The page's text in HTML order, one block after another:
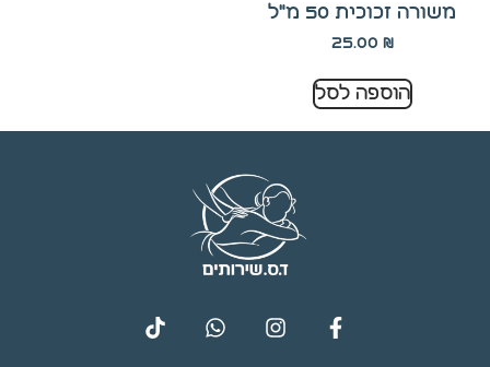
משורה זכוכית 50 מ"ל
25.00 ₪
הוספה לסל
עלולות
שלא לפעול.